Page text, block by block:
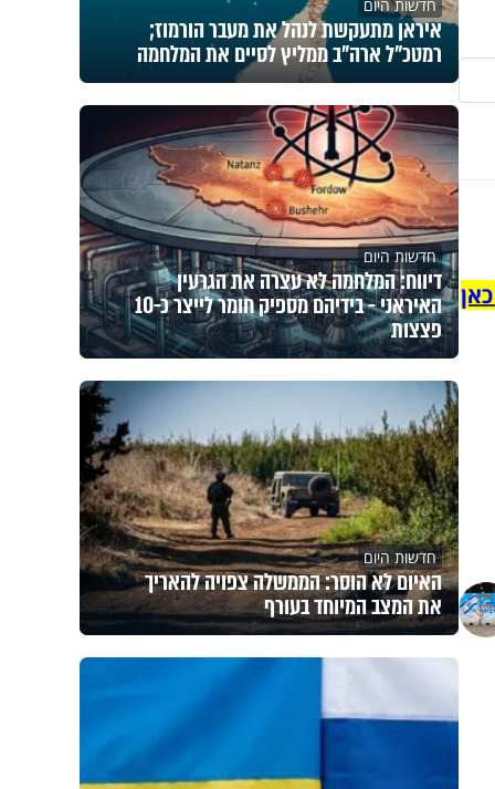
חדשות היום
איראן מתעקשת לנהל את מעבר הורמוז;
רמטכ"ל ארה"ב ממליץ לסיים את המלחמה
חדשות היום
דיווח: המלחמה לא עצרה את הגרעין
האיראני - בידיהם מספיק חומר לייצר כ-10
פצצות
חדשות היום
האיום לא הוסר: הממשלה צפויה להאריך
את המצב המיוחד בעורף